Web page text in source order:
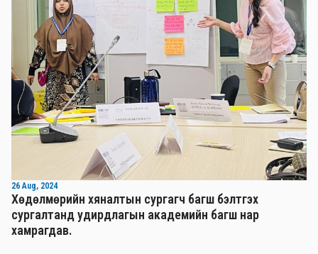
26 Aug, 2024
Хөдөлмөрийн хяналтын сургагч багш бэлтгэх
сургалтанд удирдлагын академийн багш нар
хамрагдав.